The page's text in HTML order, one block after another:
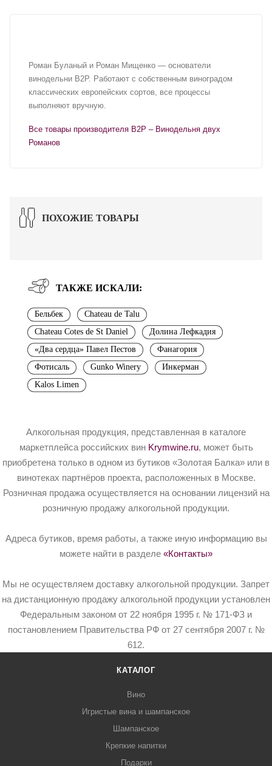
Роман Буланый и Роман Мищенко — основатели
винодельни В2Р. Работают с собственным виноградом
классических европейских сортов, все процессы
выполняют вручную.
Все товары производителя В2Р – Винодельня двух
Романов
ПОХОЖИЕ ТОВАРЫ
ТАКЖЕ ИСКАЛИ:
Бельбек
Chateau de Talu
Chateau Cotes de St Daniel
Долина Лефкадия
«Два сердца» Павел Пестов
Фанагория
Фотисаль
Gunko Winery
Инкерман
Kalos Limen
Алкогольная продукция, представленная в каталоге
маркетплейса российских вин Krymwine.ru, может быть
приобретена только в одном из бутиков «Золотая Балка» или в
винотеках партнёров проекта, расположенных в Москве.
Розничная продажа осуществляется на основании лицензий на
розничную продажу алкогольной продукции.
Адреса бутиков, время работы, а также иную информацию вы
можете найти в разделе «Контакты»
Мы не осуществляем доставку алкогольной продукции. Запрет
на дистанционную продажу алкогольной продукции установлен
Федеральным законом от 22 ноября 1995 г. № 171-ФЗ и
постановлением Правительства РФ от 27 сентября 2007 г. №
612.
КАТАЛОГ
Вино
Игристые вина и шампанское
Шампанское
Крепкие напитки
Подарки